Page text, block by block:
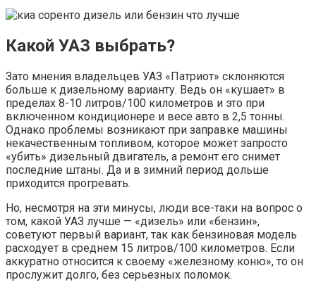
Какой УАЗ выбрать?
Зато мнения владельцев УАЗ «Патриот» склоняются
больше к дизельному варианту. Ведь он «кушает» в
пределах 8-10 литров/100 километров и это при
включенном кондиционере и весе авто в 2,5 тонны.
Однако проблемы возникают при заправке машины
некачественным топливом, которое может запросто
«убить» дизельный двигатель, а ремонт его снимет
последние штаны. Да и в зимний период дольше
приходится прогревать.
Но, несмотря на эти минусы, люди все-таки на вопрос о
том, какой УАЗ лучше — «дизель» или «бензин»,
советуют первый вариант, так как бензиновая модель
расходует в среднем 15 литров/100 километров. Если
аккуратно относится к своему «железному коню», то он
прослужит долго, без серьезных поломок.